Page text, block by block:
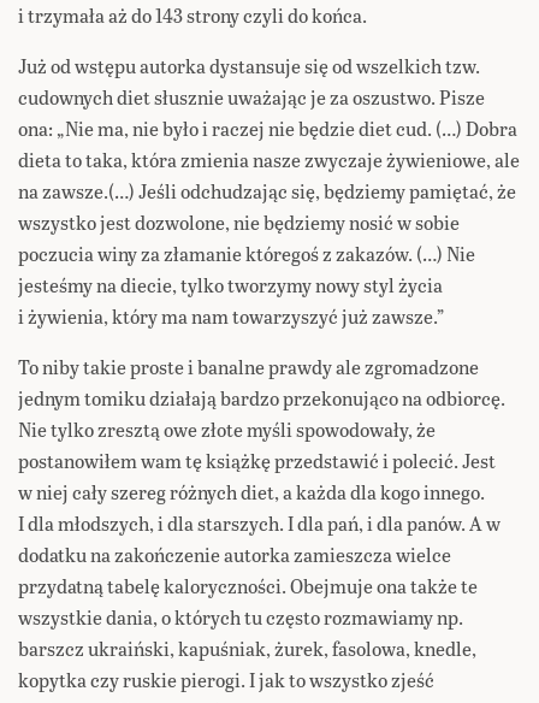
i trzymała aż do 143 strony czyli do końca.
Już od wstępu autorka dystansuje się od wszelkich tzw.
cudownych diet słusznie uważając je za oszustwo. Pisze
ona: „Nie ma, nie było i raczej nie będzie diet cud. (…) Dobra
dieta to taka, która zmienia nasze zwyczaje żywieniowe, ale
na zawsze.(…) Jeśli odchudzając się, będziemy pamiętać, że
wszystko jest dozwolone, nie będziemy nosić w sobie
poczucia winy za złamanie któregoś z zakazów. (…) Nie
jesteśmy na diecie, tylko tworzymy nowy styl życia
i żywienia, który ma nam towarzyszyć już zawsze.”
To niby takie proste i banalne prawdy ale zgromadzone
jednym tomiku działają bardzo przekonująco na odbiorcę.
Nie tylko zresztą owe złote myśli spowodowały, że
postanowiłem wam tę książkę przedstawić i polecić. Jest
w niej cały szereg różnych diet, a każda dla kogo innego.
I dla młodszych, i dla starszych. I dla pań, i dla panów. A w
dodatku na zakończenie autorka zamieszcza wielce
przydatną tabelę kaloryczności. Obejmuje ona także te
wszystkie dania, o których tu często rozmawiamy np.
barszcz ukraiński, kapuśniak, żurek, fasolowa, knedle,
kopytka czy ruskie pierogi. I jak to wszystko zjeść